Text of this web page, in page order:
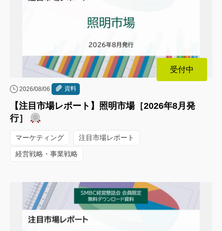
受付中
2026/08/06 資料
【注目市場レポート】照明市場［2026年8月発
行］
マーケティング 注目市場レポート
経営戦略・事業戦略